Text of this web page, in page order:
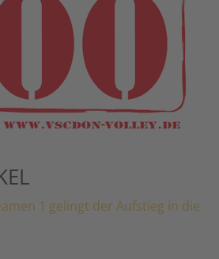
1 gelingt der Aufstieg in die